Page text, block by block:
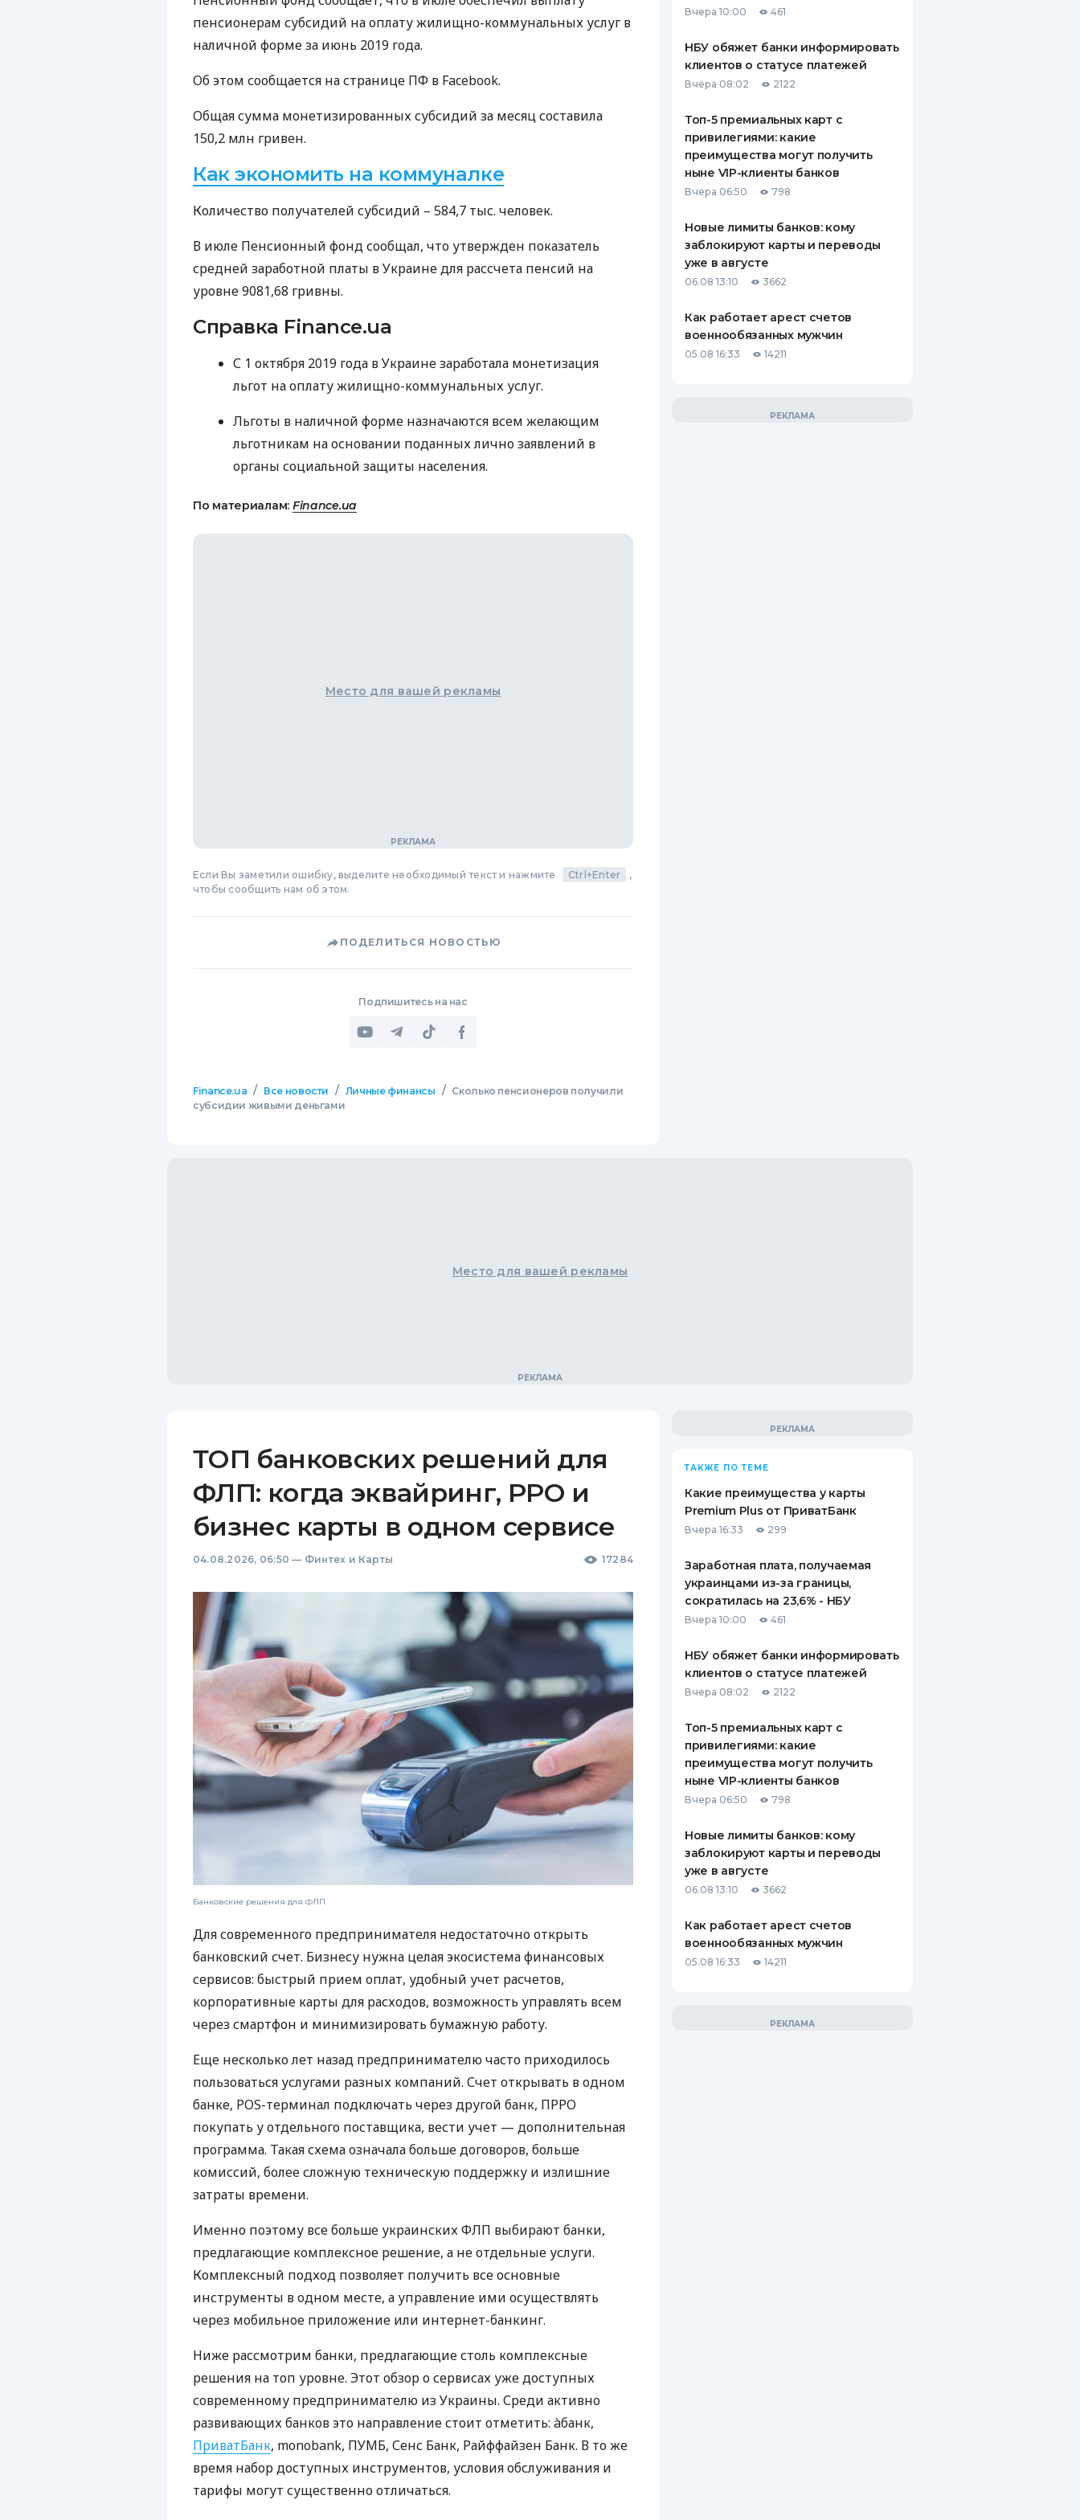
ЕЖЕМЕСЯЧНЫЙ ОБЗОР
СТРАХОВАНИЮ
ВСЕ СТРАХОВЫЕ ПОЛИСЫ
ОТЗЫВЫ О СТРАХОВЫХ
КОМПАНИЯХ
пенсионерам субсидий на оплату жилищно-коммунальных услуг в
наличной форме за июнь 2019 года.
Об этом сообщается на странице ПФ в Facebook.
Общая сумма монетизированных субсидий за месяц составила
150,2 млн гривен.
Как экономить на коммуналке
Количество получателей субсидий – 584,7 тыс. человек.
В июле Пенсионный фонд сообщал, что утвержден показатель
средней заработной платы в Украине для рассчета пенсий на
уровне 9081,68 гривны.
Справка Finance.ua
С 1 октября 2019 года в Украине заработала монетизация
льгот на оплату жилищно-коммунальных услуг.
Льготы в наличной форме назначаются всем желающим
льготникам на основании поданных лично заявлений в
органы социальной защиты населения.
По материалам: Finance.ua
Место для вашей рекламы
Если Вы заметили ошибку, выделите необходимый текст и нажмите Ctrl+Enter
,
чтобы сообщить нам об этом.
ПОДЕЛИТЬСЯ НОВОСТЬЮ
Подпишитесь на нас
Finance.ua / Все новости / Личные финансы / Сколько пенсионеров получили
субсидии живыми деньгами
Вчера 10:00 461
НБУ обяжет банки информировать
клиентов о статусе платежей
Вчера 08:02 2122
Топ-5 премиальных карт с
привилегиями: какие
преимущества могут получить
ныне VIP-клиенты банков
Вчера 06:50 798
Новые лимиты банков: кому
заблокируют карты и переводы
уже в августе
06.08 13:10 3662
Как работает арест счетов
военнообязанных мужчин
05.08 16:33 14211
Место для вашей рекламы
ТОП банковских решений для
ФЛП: когда эквайринг, РРО и
бизнес карты в одном сервисе
04.08.2026, 06:50 — Финтех и Карты 17284
Банковские решения для ФЛП
Для современного предпринимателя недостаточно открыть
банковский счет. Бизнесу нужна целая экосистема финансовых
сервисов: быстрый прием оплат, удобный учет расчетов,
корпоративные карты для расходов, возможность управлять всем
через смартфон и минимизировать бумажную работу.
Еще несколько лет назад предпринимателю часто приходилось
пользоваться услугами разных компаний. Счет открывать в одном
банке, POS-терминал подключать через другой банк, ПРРО
покупать у отдельного поставщика, вести учет — дополнительная
программа. Такая схема означала больше договоров, больше
комиссий, более сложную техническую поддержку и излишние
затраты времени.
Именно поэтому все больше украинских ФЛП выбирают банки,
предлагающие комплексное решение, а не отдельные услуги.
Комплексный подход позволяет получить все основные
инструменты в одном месте, а управление ими осуществлять
через мобильное приложение или интернет-банкинг.
Ниже рассмотрим банки, предлагающие столь комплексные
решения на топ уровне. Этот обзор о сервисах уже доступных
современному предпринимателю из Украины. Среди активно
развивающих банков это направление стоит отметить: àбанк,
ПриватБанк, monobank, ПУМБ, Сенс Банк, Райффайзен Банк. В то же
время набор доступных инструментов, условия обслуживания и
тарифы могут существенно отличаться.
ТАКЖЕ ПО ТЕМЕ
Какие преимущества у карты
Premium Plus от ПриватБанк
Вчера 16:33 299
Заработная плата, получаемая
украинцами из-за границы,
сократилась на 23,6% - НБУ
Вчера 10:00 461
НБУ обяжет банки информировать
клиентов о статусе платежей
Вчера 08:02 2122
Топ-5 премиальных карт с
привилегиями: какие
преимущества могут получить
ныне VIP-клиенты банков
Вчера 06:50 798
Новые лимиты банков: кому
заблокируют карты и переводы
уже в августе
06.08 13:10 3662
Как работает арест счетов
военнообязанных мужчин
05.08 16:33 14211